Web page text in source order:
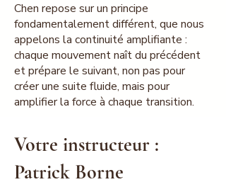
Chen repose sur un principe
fondamentalement différent, que nous
appelons la continuité amplifiante :
chaque mouvement naît du précédent
et prépare le suivant, non pas pour
créer une suite fluide, mais pour
amplifier la force à chaque transition.
Votre instructeur :
Patrick Borne